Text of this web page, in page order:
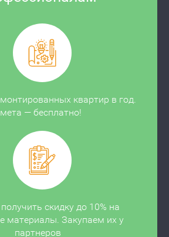
квартир в год.
— бесплатно!
скидку до 10% на
материалы. Закупаем их у
партнеров